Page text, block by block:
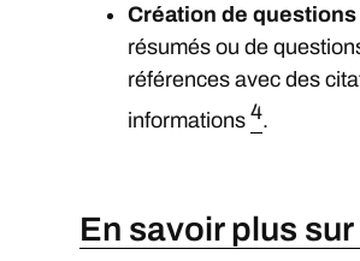
Création de
résumés ou de
références avec des
informations 4.
En savoir plus